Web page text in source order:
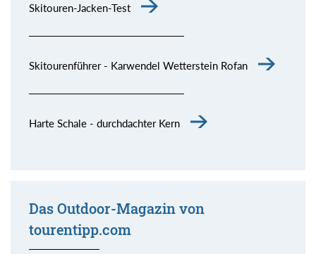
Skitouren-Jacken-Test
Skitourenführer - Karwendel Wetterstein Rofan
Harte Schale - durchdachter Kern
Das Outdoor-Magazin von
tourentipp.com